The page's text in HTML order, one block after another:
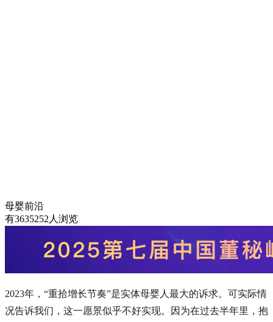
母婴前沿
有3635252人浏览
2023年，“重拾增长节奏”是实体母婴人最大的诉求。可实际情
况告诉我们，这一愿景似乎不好实现。因为在过去半年里，抱